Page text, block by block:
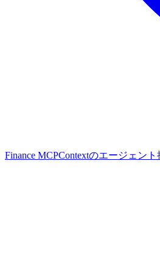
Finance MCPContextのエージェン